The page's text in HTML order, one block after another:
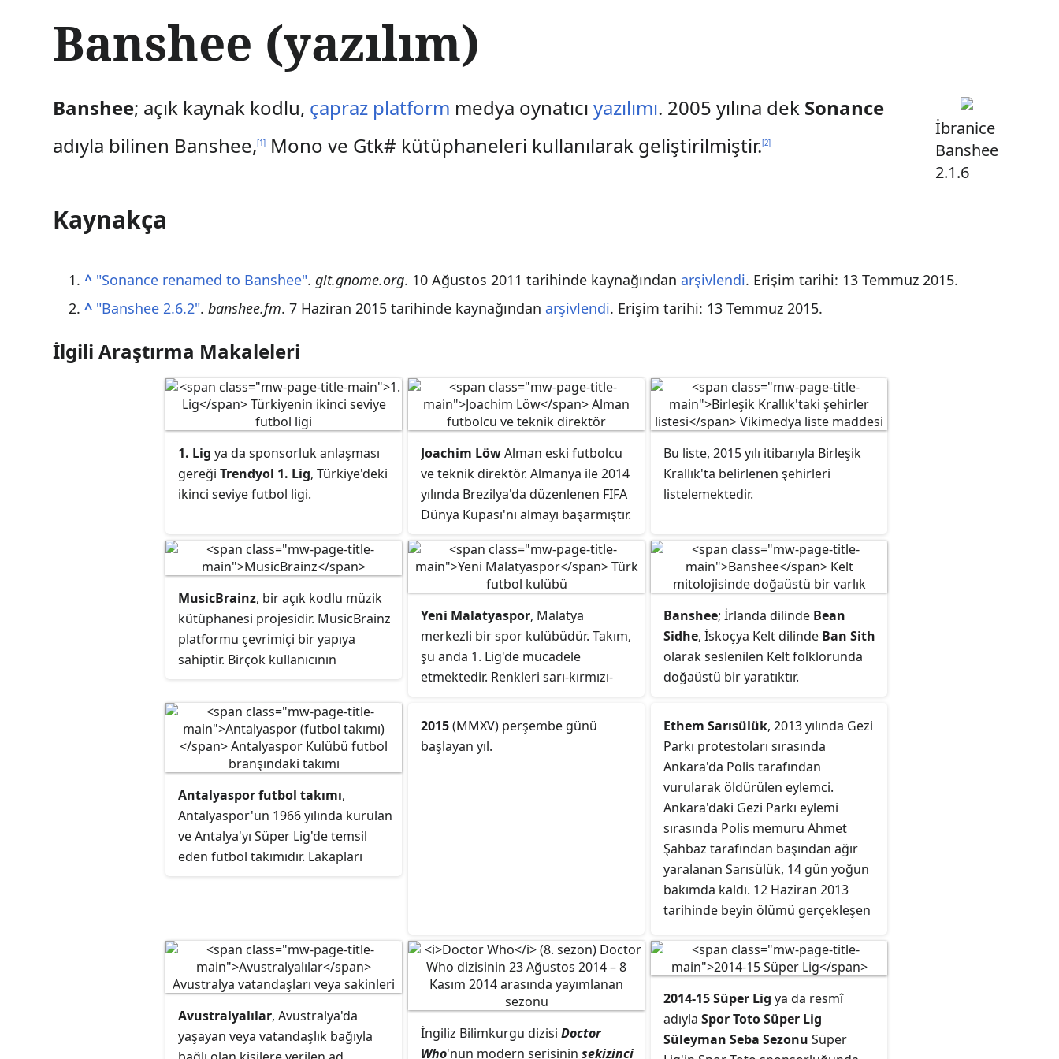
ç
r
e
t
Banshee (yazılım)
İbranice
Banshee
2.1.6
Banshee; açık kaynak kodlu, çapraz platform medya oynatıcıyazılımı. 2005 yılına dek Sonance
adıyla bilinen Banshee,[1] Mono ve Gtk# kütüphaneleri kullanılarak geliştirilmiştir.[2]
Kaynakça
^ "Sonance renamed to Banshee".git.gnome.org. 10 Ağustos 2011 tarihinde kaynağından arşivlendi. Erişim tarihi: 13 Temmuz 2015.
^ "Banshee 2.6.2".banshee.fm. 7 Haziran 2015 tarihinde kaynağından arşivlendi. Erişim tarihi: 13 Temmuz 2015.
İlgili Araştırma Makaleleri
1. Lig ya da sponsorluk anlaşması
gereği Trendyol 1. Lig, Türkiye'deki
ikinci seviye futbol ligi.
Joachim LöwAlman eski futbolcu
ve teknik direktör. Almanya ile 2014
yılında Brezilya'da düzenlenen FIFA
Dünya Kupası'nı almayı başarmıştır.
Bu liste, 2015 yılı itibarıyla Birleşik
Krallık'ta belirlenen şehirleri
listelemektedir.
MusicBrainz, bir açık kodlu müzik
kütüphanesi projesidir. MusicBrainz
platformu çevrimiçi bir yapıya
sahiptir. Birçok kullanıcının
kadar veritabanında 533 bin 145
sanatçı ve 9,2 milyon parça bilgisine
sahip olmuştur.
Yeni Malatyaspor, Malatya
merkezli bir spor kulübüdür. Takım,
şu anda 1. Lig'de mücadele
etmektedir. Renkleri sarı-kırmızı-
faaliyet göstermektedir. Maçlarını
Yeni Malatya Stadyumu'nda
oynamaktadır.
Banshee; İrlanda dilinde Bean
Sidhe, İskoçya Kelt dilinde Ban Sith
olarak seslenilen Kelt folklorunda
doğaüstü bir yaratıktır.
Antalyaspor futbol takımı,
Antalyaspor'un 1966 yılında kurulan
ve Antalya'yı Süper Lig'de temsil
eden futbol takımıdır. Lakapları
maçlarını Antalya Atatürk
Stadyumu'nda oynamış, 2015-16
sezonunda ise Antalya
Stadyumu'na taşınmıştır.
2015(MMXV) perşembe günü
başlayan yıl.
Ethem Sarısülük, 2013 yılında Gezi
Parkı protestoları sırasında
Ankara'da Polis tarafından
vurularak öldürülen eylemci.
Ankara'daki Gezi Parkı eylemi
sırasında Polis memuru Ahmet
Şahbaz tarafından başından ağır
yaralanan Sarısülük, 14 gün yoğun
bakımda kaldı. 12 Haziran 2013
tarihinde beyin ölümü gerçekleşen
tarihinde saat 15.15'te Ankara
Numune Hastanesi'nde öldü.
Yapılan otopside mermi
çekirdeğinin beynin içinde olduğu
rapor edilmiştir.
Avustralyalılar, Avustralya'da
yaşayan veya vatandaşlık bağıyla
İngiliz Bilimkurgu dizisi Doctor
Who'nun modern serisinin sekizinci
2014-15 Süper Lig ya da resmî
adıyla Spor Toto Süper Lig
Süleyman Seba Sezonu Süper